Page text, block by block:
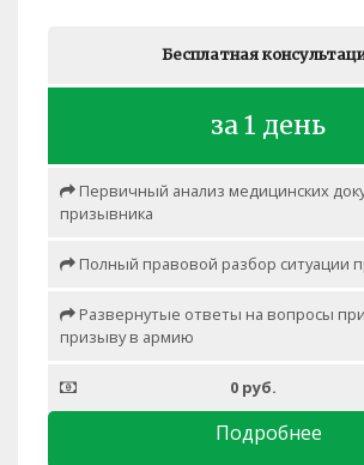
Бесплатная
за 1 день
Первичный анализ медицинских
призывника
Полный правовой разбор ситуации
Развернутые ответы на вопросы
призыву в армию
0 руб.
Подробнее